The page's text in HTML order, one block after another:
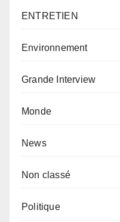
ENTRETIEN
Environnement
Grande Interview
Monde
News
Non classé
Politique